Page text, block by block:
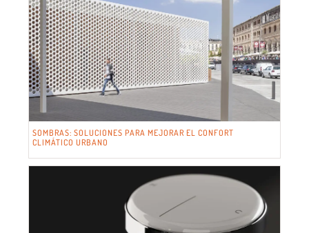
SOMBRAS: SOLUCIONES PARA MEJORAR EL CONFORT
CLIMÁTICO URBANO